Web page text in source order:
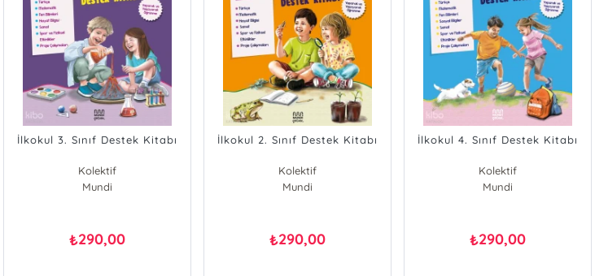
İlkokul 3. Sınıf Destek Kitabı
Kolektif
Derya Şirin
Mundi
₺290,00
İlkokul 2. Sınıf Destek Kitabı
Kolektif
Derya Şirin
Mundi
₺290,00
İlkokul 4. Sınıf Destek Kitabı
Kolektif
Derya Şirin
Mundi
₺290,00